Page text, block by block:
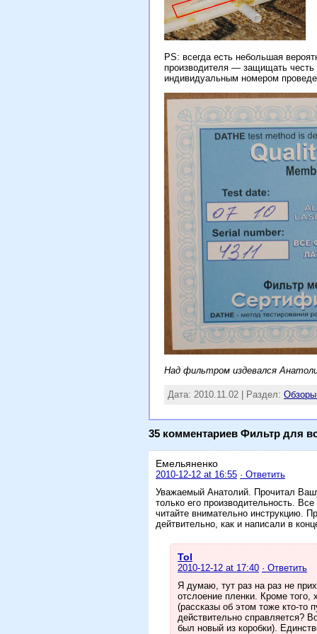
PS: всегда есть небольшая
производителя — защищать честь
индивидуальным номером
Над фильтром издевался
Дата: 2010.11.02 | Раздел: Обзоры
35 комментариев Фильтр для
Емельяненко
2010-12-12 at 16:55 · Ответить
Уважаемый Анатолий. Прочитал
только его производительность.
читайте внимательно инструкцию.
дейтвительно, как и написали в
Tol
2010-12-12 at 17:40 · Ответить
Я думаю, тут раз на раз не
отслоение пленки. Кроме того,
(рассказы об этом тоже кто-то
действительно справляется?
был новый из коробки).